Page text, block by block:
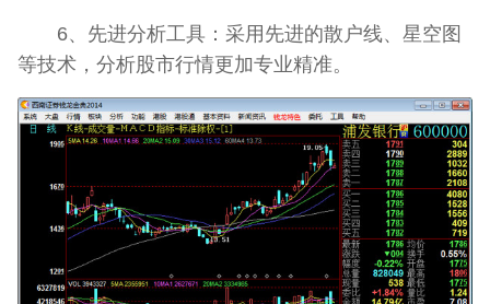
6、先进分析工具：采用先进的散户线、星空图
等技术，分析股市行情更加专业精准。